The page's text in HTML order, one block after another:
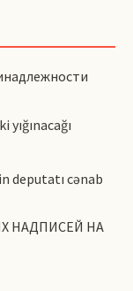
deputatı cənab
НАДПИСЕЙ НА